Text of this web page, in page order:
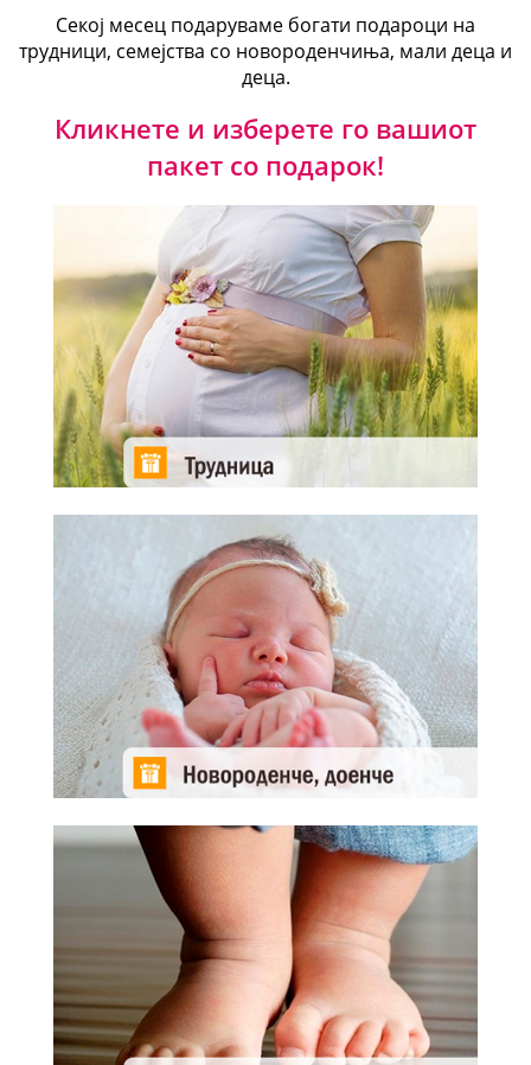
Секој месец подаруваме богати подароци на
трудници, семејства со новороденчиња, мали деца и
деца.
Кликнете и изберете го вашиот
пакет со подарок!